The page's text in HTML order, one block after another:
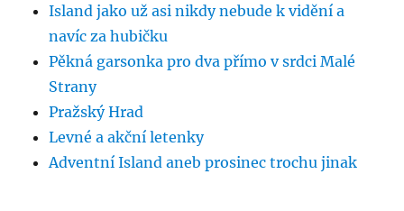
Island jako už asi nikdy nebude k vidění a
navíc za hubičku
Pěkná garsonka pro dva přímo v srdci Malé
Strany
Pražský Hrad
Levné a akční letenky
Adventní Island aneb prosinec trochu jinak